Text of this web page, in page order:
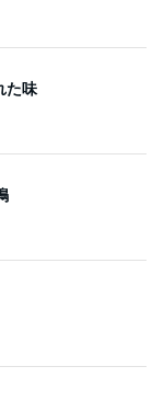
た味